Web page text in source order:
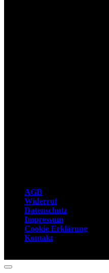
AGB
Widerruf
Datenschutz
Impressum
Cookie Erklärung
Kontakt